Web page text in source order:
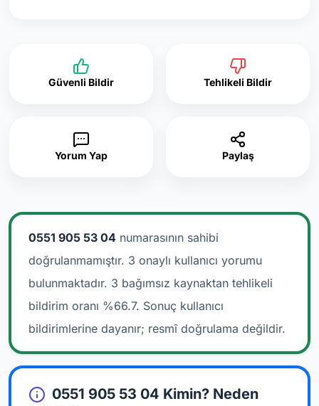
Güvenli Bildir Tehlikeli Bildir
Yorum Yap Paylaş
0551 905 53 04 numarasının sahibi
doğrulanmamıştır. 3 onaylı kullanıcı yorumu
bulunmaktadır. 3 bağımsız kaynaktan tehlikeli
bildirim oranı %66.7. Sonuç kullanıcı
bildirimlerine dayanır; resmî doğrulama değildir.
0551 905 53 04 Kimin? Neden